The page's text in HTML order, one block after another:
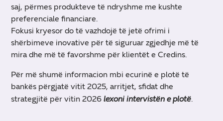
saj, përmes produkteve të ndryshme me kushte
preferenciale financiare.
Fokusi kryesor do të vazhdojë të jetë ofrimi i
shërbimeve inovative për të siguruar zgjedhje më të
mira dhe më të favorshme për klientët e Credins.
Për më shumë informacion mbi ecurinë e plotë të
bankës përgjatë vitit 2025, arritjet, sfidat dhe
strategjitë për vitin 2026lexoni intervistën e plotë.